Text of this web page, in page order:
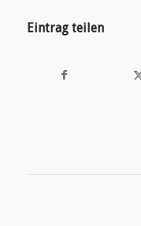
Eintrag teilen